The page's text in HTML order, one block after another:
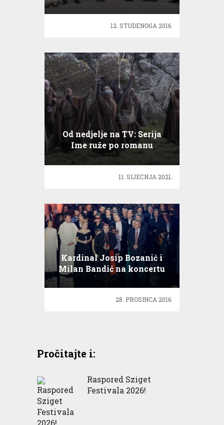
12. STUDENOGA 2016.
Od nedjelje na TV: Serija
Ime ruže po romanu
Umberta Eca
11. SIJEČNJA 2021.
Kardinal Josip Bozanić i
Milan Bandić na koncertu
Božić u Ciboni
28. PROSINCA 2016.
Pročitajte i:
Raspored Sziget
Festivala 2026!